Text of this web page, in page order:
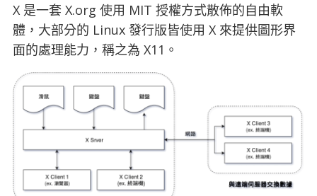
X 是一套 X.org 使用 MIT 授權方式散佈的自由軟
體，大部分的 Linux 發行版皆使用 X 來提供圖形界
面的處理能力，稱之為 X11。